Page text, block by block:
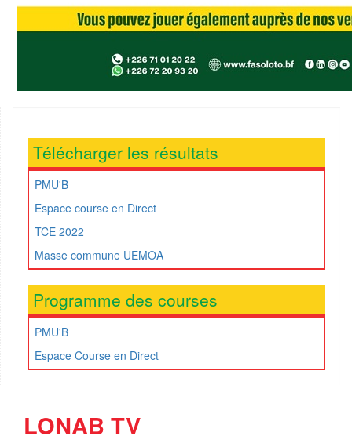
Télécharger les résultats
PMU'B
Espace course en Direct
TCE 2022
Masse commune UEMOA
Programme des courses
PMU'B
Espace Course en Direct
LONAB TV